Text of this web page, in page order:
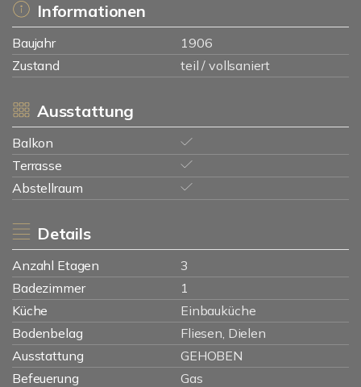
Informationen
Baujahr
1906
Zustand
teil / vollsaniert
Ausstattung
Balkon
Terrasse
Abstellraum
Details
Anzahl Etagen
3
Badezimmer
1
Küche
Einbauküche
Bodenbelag
Fliesen, Dielen
Ausstattung
GEHOBEN
Befeuerung
Gas